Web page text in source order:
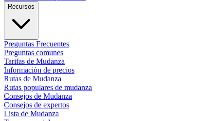
Recursos
Preguntas Frecuentes
Preguntas comunes
Tarifas de Mudanza
Información de precios
Rutas de Mudanza
Rutas populares de mudanza
Consejos de Mudanza
Consejos de expertos
Lista de Mudanza